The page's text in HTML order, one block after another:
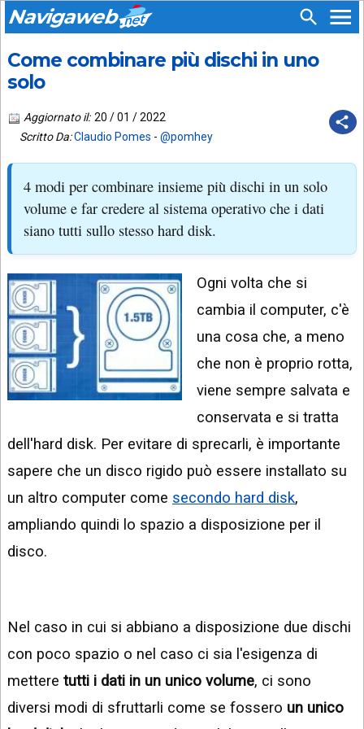
Navigaweb
HOME
SIAMO
SUPPORTO
CONTATTA
PIÙ
LETTI
ULTIMI
POST
ARCHIVIO
VIDEO
ANDROID
AI
APPS
STRUMENTI
SEGUICI
SU:
APP
ANDROID
EMAIL
TELEGRAM
TIKTOK
YOUTUBE
X
INSTAGRAM
GOOGLE
LINKEDIN
Come combinare più dischi in uno
solo
Aggiornato il: 20 / 01 / 2022
Scritto Da:Claudio Pomes - @pomhey
4 modi per combinare insieme più dischi in un solo
volume e far credere al sistema operativo che i dati
siano tutti sullo stesso hard disk.
Ogni volta che si
cambia il computer, c'è
una cosa che, a meno
che non è proprio rotta,
viene sempre salvata e
conservata e si tratta
dell'hard disk. Per evitare di sprecarli, è importante
sapere che un disco rigido può essere installato su
un altro computer come secondo hard disk,
ampliando quindi lo spazio a disposizione per il
disco.
Nel caso in cui si abbiano a disposizione due dischi
con poco spazio o nel caso ci sia l'esigenza di
mettere tutti i dati in un unico volume, ci sono
diversi modi di sfruttarli come se fossero un unico